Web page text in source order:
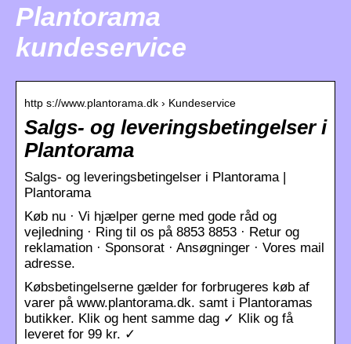
Plantorama
kundeservice
http s://www.plantorama.dk › Kundeservice
Salgs- og leveringsbetingelser i
Plantorama
Salgs- og leveringsbetingelser i Plantorama |
Plantorama
Køb nu · Vi hjælper gerne med gode råd og
vejledning · Ring til os på 8853 8853 · Retur og
reklamation · Sponsorat · Ansøgninger · Vores mail
adresse.
Købsbetingelserne gælder for forbrugeres køb af
varer på www.plantorama.dk. samt i Plantoramas
butikker. Klik og hent samme dag ✓ Klik og få
leveret for 99 kr. ✓